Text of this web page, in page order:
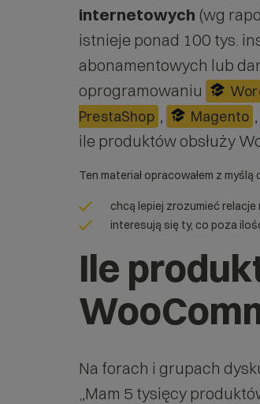
internetowych (wg
istnieje ponad 100 tys.
abonamentowych lub
oprogramowaniu
PrestaShop , Magento ,
ile produktów obsłuży
Ten materiał opracowałem z
chcą lepiej zrozumieć
interesują się ty, co poza
Ile
Na forach i grupach
„Mam 5 tysięcy